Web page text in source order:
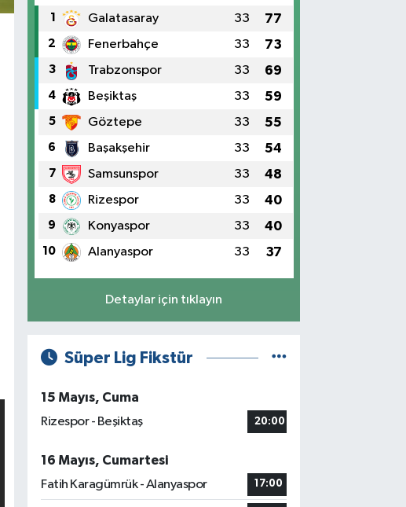
1 Galatasaray 33 77
2 Fenerbahçe 33 73
3 Trabzonspor 33 69
4 Beşiktaş 33 59
5 Göztepe 33 55
6 Başakşehir 33 54
7 Samsunspor 33 48
8 Rizespor 33 40
9 Konyaspor 33 40
10 Alanyaspor 33 37
Detaylar için tıklayın
Süper Lig Fikstür
15 Mayıs, Cuma
Rizespor - Beşiktaş
20:00
16 Mayıs, Cumartesi
Fatih Karagümrük - Alanyaspor
17:00